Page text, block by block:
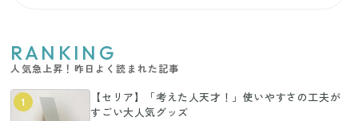
RANKING
人気急上昇！昨日よく読まれた記事
1
【セリア】「考えた人天才！」使いやすさの工夫が
すごい大人気グッズ